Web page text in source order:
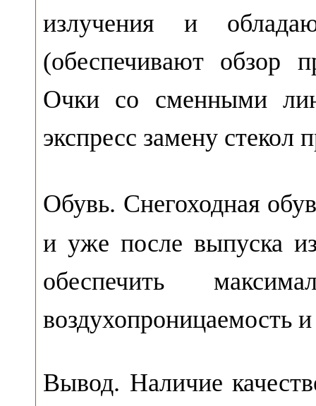
излучения и
(обеспечивают обзор
Очки со сменными
экспресс замену стекол
Обувь. Снегоходная
и уже после выпуска
обеспечить
воздухопроницаемость
Вывод. Наличие